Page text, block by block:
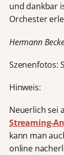
und dankbar
Orchester
Hermann
Szenenfotos:
Hinweis:
Neuerlich sei
Streaming-
kann man
online